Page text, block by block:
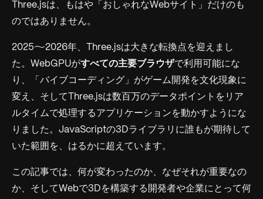
Three.jsは、もはや「おしゃれなWebサイト」だけのも
のではありません。
2025〜2026年、Three.jsは大きな転換点を迎えまし
た。WebGPUがすべての主要ブラウザで利用可能にな
り、「バイブコーディング」がゲーム開発を文化現象に
変え、そしてThree.jsは数百万のデータポイントをリア
ルタイムで処理するアプリケーションを動かすようにな
りました。JavaScriptの3Dライブラリに誰もが期待して
いた範囲を、はるかに超えています。
この記事では、何が変わったのか、なぜそれが重要なの
か、そしてWebで3Dを構築する開発者や企業にとって何